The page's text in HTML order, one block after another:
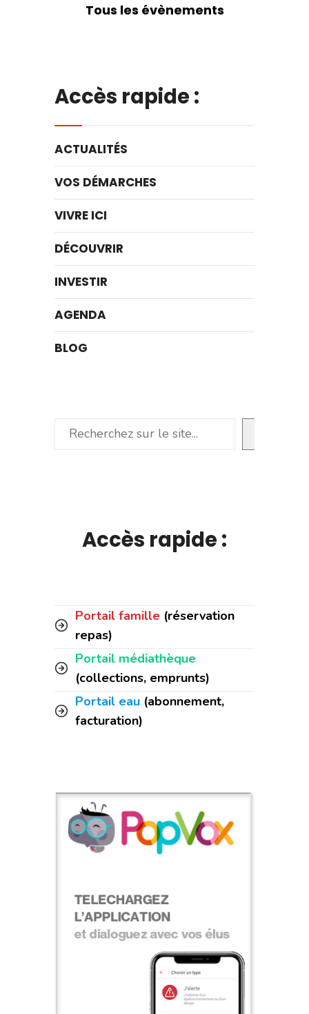
Tous les évènements
Accès rapide :
ACTUALITÉS
VOS DÉMARCHES
VIVRE ICI
DÉCOUVRIR
INVESTIR
AGENDA
BLOG
Rechercher
Accès rapide :
Portail famille (réservation
repas)
Portail médiathèque
(collections, emprunts)
Portail eau (abonnement,
facturation)